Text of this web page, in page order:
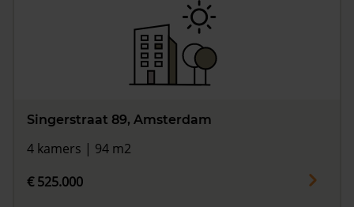
Singerstraat 89, Amsterdam
4 kamers | 94 m2
€ 525.000